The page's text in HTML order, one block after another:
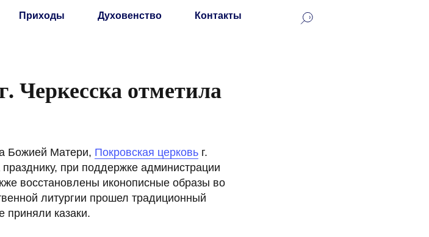
Приходы Духовенство Контакты
Черкесска отметила
Божией Матери, Покровская церковь г.
при поддержке администрации
восстановлены иконописные образы во
литургии прошел традиционный
приняли казаки.